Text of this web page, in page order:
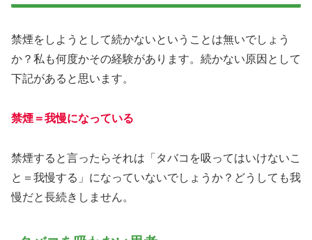
禁煙をしようとして続かないということは無いでしょう
か？私も何度かその経験があります。続かない原因として
下記があると思います。
禁煙＝我慢になっている
禁煙すると言ったらそれは「タバコを吸ってはいけないこ
と＝我慢する」になっていないでしょうか？どうしても我
慢だと長続きしません。